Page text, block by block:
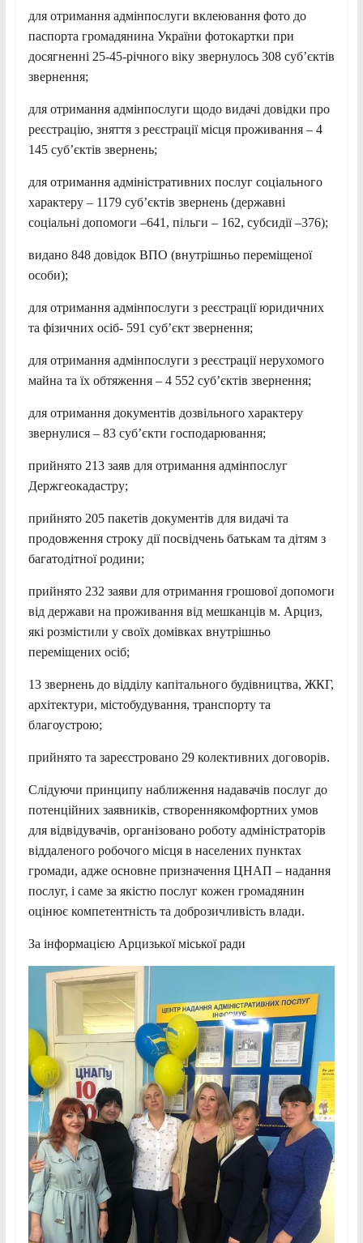
для отримання адмінпослуги вклеювання фото до
паспорта громадянина України фотокартки при
досягненні 25-45-річного віку звернулось 308 суб’єктів
звернення;
для отримання адмінпослуги щодо видачі довідки про
реєстрацію, зняття з реєстрації місця проживання – 4
145 суб’єктів звернень;
для отримання адміністративних послуг соціального
характеру – 1179 суб’єктів звернень (державні
соціальні допомоги –641, пільги – 162, субсидії –376);
видано 848 довідок ВПО (внутрішньо переміщеної
особи);
для отримання адмінпослуги з реєстрації юридичних
та фізичних осіб- 591 суб’єкт звернення;
для отримання адмінпослуги з реєстрації нерухомого
майна та їх обтяження – 4 552 суб’єктів звернення;
для отримання документів дозвільного характеру
звернулися – 83 суб’єкти господарювання;
прийнято 213 заяв для отримання адмінпослуг
Держгеокадастру;
прийнято 205 пакетів документів для видачі та
продовження строку дії посвідчень батькам та дітям з
багатодітної родини;
прийнято 232 заяви для отримання грошової допомоги
від держави на проживання від мешканців м. Арциз,
які розмістили у своїх домівках внутрішньо
переміщених осіб;
13 звернень до відділу капітального будівництва, ЖКГ,
архітектури, містобудування, транспорту та
благоустрою;
прийнято та зареєстровано 29 колективних договорів.
Слідуючи принципу наближення надавачів послуг до
потенційних заявників, створеннякомфортних умов
для відвідувачів, організовано роботу адміністраторів
віддаленого робочого місця в населених пунктах
громади, адже основне призначення ЦНАП – надання
послуг, і саме за якістю послуг кожен громадянин
оцінює компетентність та доброзичливість влади.
За інформацією Арцизької міської ради